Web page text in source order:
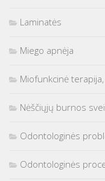
Laminatės
Miego apnėja
Miofunkcinė
Nėščiųjų burnos
Odontologinės
Odontologinės